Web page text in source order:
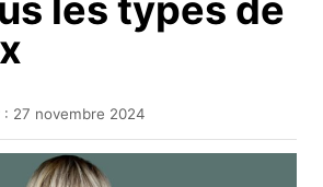
E
les types de
: 27 novembre 2024